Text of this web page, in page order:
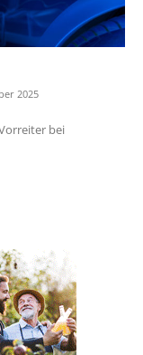
2025
bei